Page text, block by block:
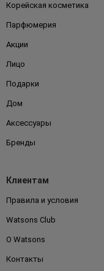
Корейская косметика
Парфюмерия
Акции
Лицо
Подарки
Дом
Аксессуары
Бренды
Клиентам
Правила и условия
Watsons Club
О Watsons
Контакты